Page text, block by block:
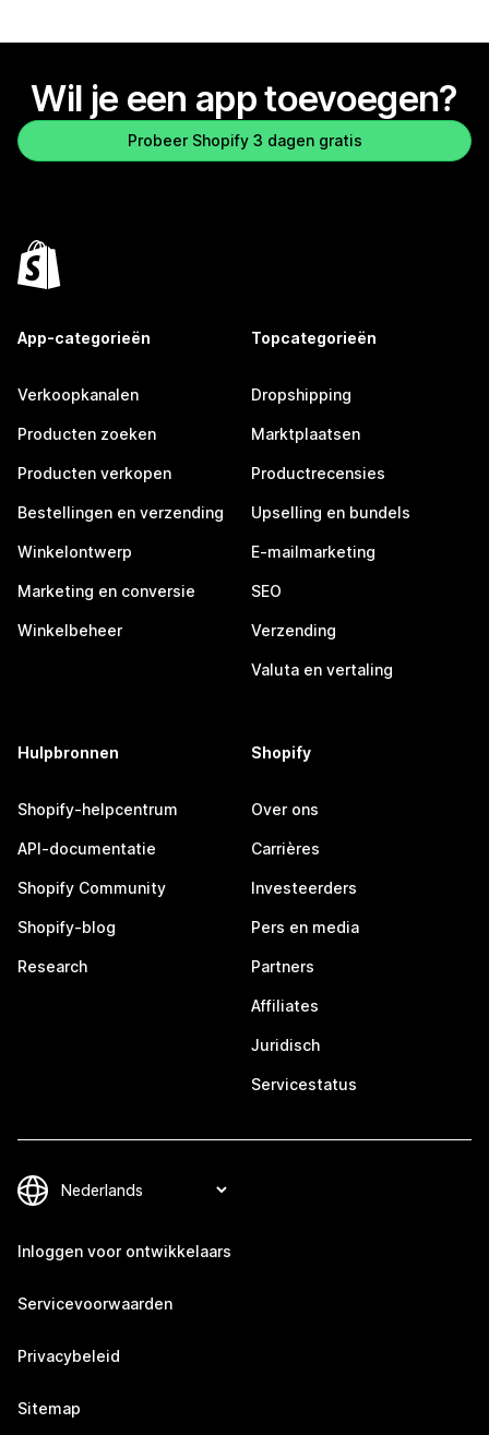
Wil je een app toevoegen?
Probeer Shopify 3 dagen gratis
App-categorieën
Verkoopkanalen
Producten zoeken
Producten verkopen
Bestellingen en verzending
Winkelontwerp
Marketing en conversie
Winkelbeheer
Topcategorieën
Dropshipping
Marktplaatsen
Productrecensies
Upselling en bundels
E-mailmarketing
SEO
Verzending
Valuta en vertaling
Hulpbronnen
Shopify-helpcentrum
API-documentatie
Shopify Community
Shopify-blog
Research
Shopify
Over ons
Carrières
Investeerders
Pers en media
Partners
Affiliates
Juridisch
Servicestatus
Inloggen voor ontwikkelaars
Servicevoorwaarden
Privacybeleid
Sitemap